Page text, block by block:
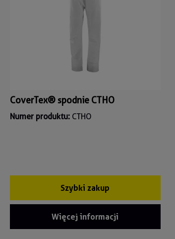
CoverTex® spodnie CTHO
Numer produktu: CTHO
Szybki zakup
Więcej informacji